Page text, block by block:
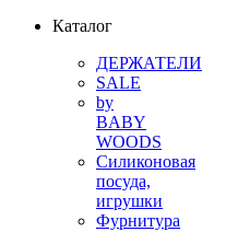
Каталог
ДЕРЖАТЕЛИ
SALE
by
BABY
WOODS
Силиконовая
посуда,
игрушки
Фурнитура